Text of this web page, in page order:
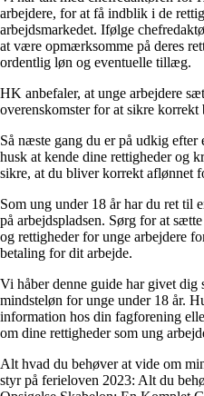
arbejdere, for at få indblik i de
arbejdsmarkedet. Ifølge
at være opmærksomme på deres
ordentlig løn og eventuelle tillæg.
HK anbefaler, at unge arbejdere
overenskomster for at sikre
Så næste gang du er på udkig
husk at kende dine rettigheder og
sikre, at du bliver korrekt aflønnet
Som ung under 18 år har du ret til
på arbejdspladsen. Sørg for at
og rettigheder for unge arbejdere
betaling for dit arbejde.
Vi håber denne guide har givet dig
mindsteløn for unge under 18 år.
information hos din fagforening
om dine rettigheder som ung
Alt hvad du behøver at vide om
styr på ferieloven 2023: Alt du